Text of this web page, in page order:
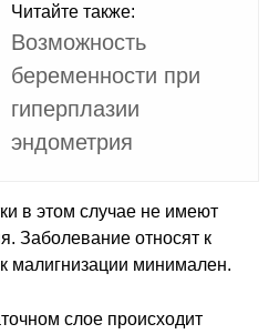
Читайте также:
Возможность
беременности при
гиперплазии
эндометрия
в этом случае не имеют
Заболевание относят к
малигнизации минимален.
слое происходит